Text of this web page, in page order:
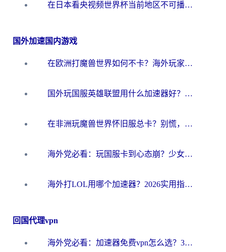
在日本看央视频世界杯当前地区不可播放？海外党体育观赛终极指南
国外加速国内游戏
在欧洲打魔兽世界如何不卡？海外玩家的国服游戏加速终极攻略
国外玩国服英雄联盟用什么加速器好？海外党亲测有效的国服游戏加速指南
在非洲玩魔兽世界怀旧服总卡？别慌，这份指南帮你丝滑开荒
海外党必看：玩国服卡到心态崩？少女前线云图计划加速器免费推荐+碧蓝航线足球世界流畅攻略
海外打LOL用哪个加速器？2026实用指南：从延迟到设备适配，一篇解决你的国服游戏痛点
回国代理vpn
海外党必看：加速器免费vpn怎么选？3步教你无缝访问国内资源